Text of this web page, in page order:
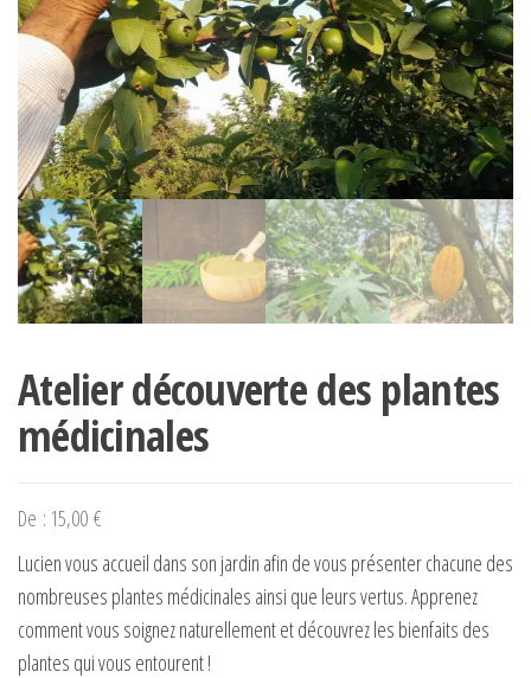
Atelier découverte des plantes
médicinales
De : 15,00 €
Lucien vous accueil dans son jardin afin de vous présenter chacune des
nombreuses plantes médicinales ainsi que leurs vertus. Apprenez
comment vous soignez naturellement et découvrez les bienfaits des
plantes qui vous entourent !